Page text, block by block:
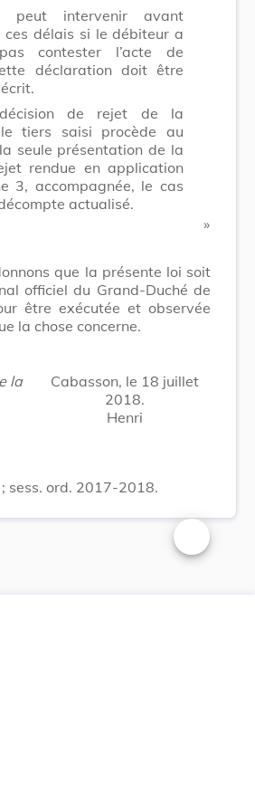
peut intervenir avant
ces délais si le débiteur a
contester l’acte de
déclaration doit être
de rejet de la
tiers saisi procède au
seule présentation de la
rendue en application
3, accompagnée, le cas
actualisé.
​ »
que la présente loi soit
officiel du Grand-Duché de
être exécutée et observée
la chose concerne.
la
Cabasson, le 18 juillet
2018.
Henri
; sess. ord. 2017-2018.
Changer la